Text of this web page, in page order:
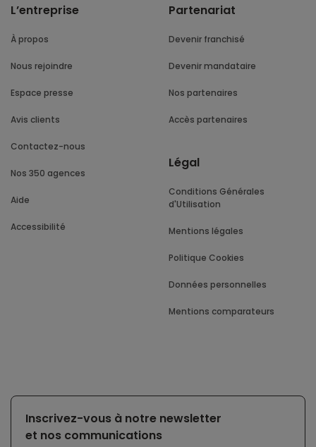
L’entreprise
À propos
Nous rejoindre
Espace presse
Avis clients
Contactez-nous
Nos 350 agences
Aide
Accessibilité
Partenariat
Devenir franchisé
Devenir mandataire
Nos partenaires
Accès partenaires
Légal
Conditions Générales
d'Utilisation
Mentions légales
Politique Cookies
Données personnelles
Mentions comparateurs
Inscrivez-vous à notre newsletter
et nos communications